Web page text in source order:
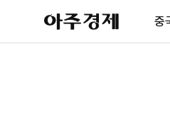
아
주
제
중